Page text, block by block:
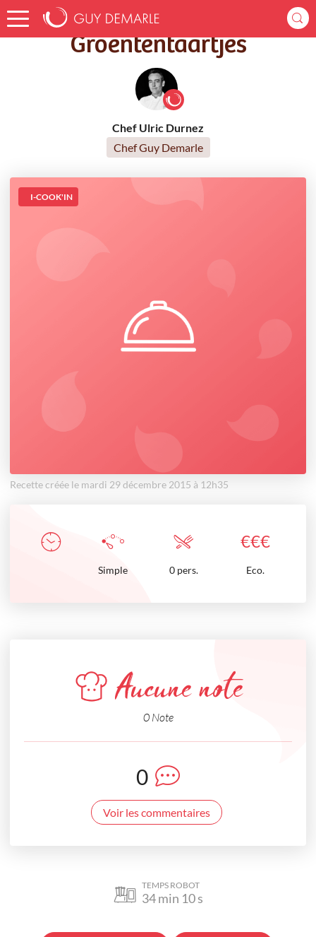
Accueil Recettes Groententaartjes
Groententaartjes
Chef Ulric Durnez
Chef Guy Demarle
I-COOK'IN
Recette créée le mardi 29 décembre 2015 à 12h35
€€€
Simple 0 pers. Eco.
Aucune note
0 Note
0
Voir les commentaires
TEMPS ROBOT
34min 10s